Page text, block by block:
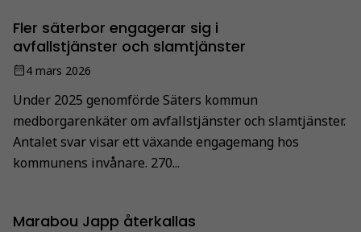
Fler säterbor engagerar sig i
avfallstjänster och slamtjänster
4 mars 2026
Under 2025 genomförde Säters kommun
medborgarenkäter om avfallstjänster och slamtjänster.
Antalet svar visar ett växande engagemang hos
kommunens invånare. 270...
Marabou Japp återkallas